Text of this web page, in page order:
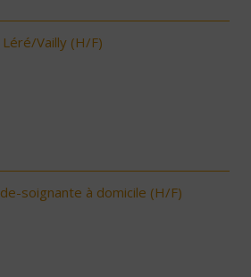
Vailly (H/F)
soignante à domicile (H/F)